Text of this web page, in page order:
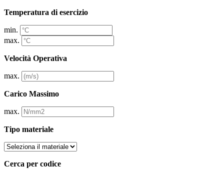
Temperatura di esercizio
min.
max.
Velocità Operativa
max.
Carico Massimo
max.
Tipo materiale
Cerca per codice